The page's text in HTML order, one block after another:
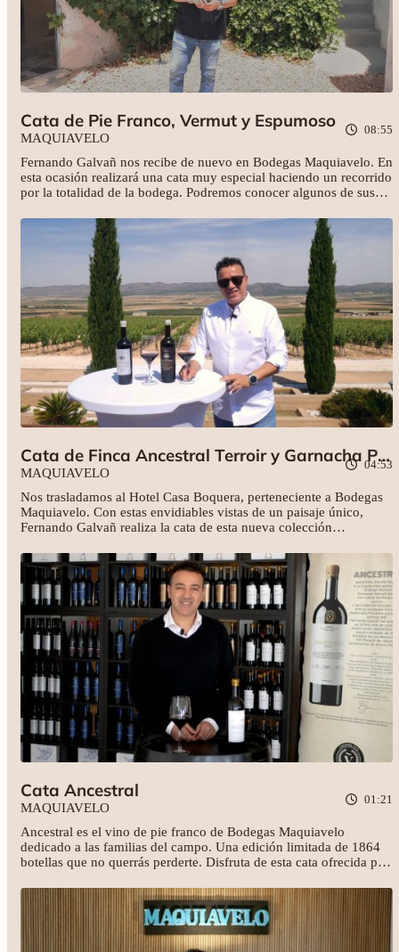
Cata de Pie Franco, Vermut y Espumoso
MAQUIAVELO
08:55
Fernando Galvañ nos recibe de nuevo en Bodegas Maquiavelo. En
esta ocasión realizará una cata muy especial haciendo un recorrido
por la totalidad de la bodega. Podremos conocer algunos de sus
descubriremos el orgullo que es para esta bodega haber obtenido
la máxima puntuación en el Certamen Nacional de Enología en
algunos de sus vinos. ¡Salud!
Cata de Finca Ancestral Terroir y Garnacha Pie
Franco
MAQUIAVELO
04:53
Nos trasladamos al Hotel Casa Boquera, perteneciente a Bodegas
Maquiavelo. Con estas envidiables vistas de un paisaje único,
Fernando Galvañ realiza la cata de esta nueva colección
Cata Ancestral
MAQUIAVELO
01:21
Ancestral es el vino de pie franco de Bodegas Maquiavelo
dedicado a las familias del campo. Una edición limitada de 1864
botellas que no querrás perderte. Disfruta de esta cata ofrecida por